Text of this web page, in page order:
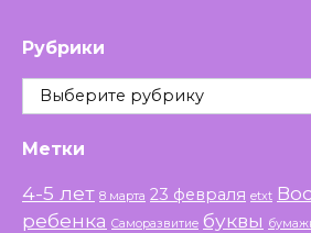
Рубрики
Рубрики
Метки
4-5 лет 8 марта 23 февраля etxt
ребенка Саморазвитие буквы